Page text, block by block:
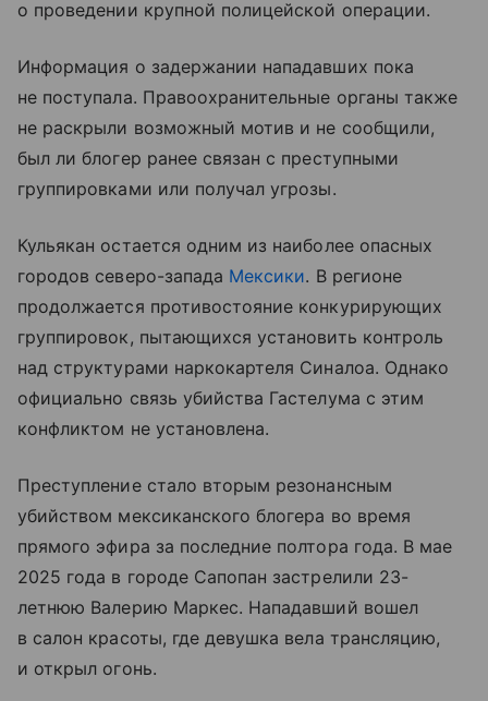
о проведении крупной полицейской операции.
Информация о задержании нападавших пока
не поступала. Правоохранительные органы также
не раскрыли возможный мотив и не сообщили,
был ли блогер ранее связан с преступными
группировками или получал угрозы.
Кульякан остается одним из наиболее опасных
городов северо-запада Мексики. В регионе
продолжается противостояние конкурирующих
группировок, пытающихся установить контроль
над структурами наркокартеля Синалоа. Однако
официально связь убийства Гастелума с этим
конфликтом не установлена.
Преступление стало вторым резонансным
убийством мексиканского блогера во время
прямого эфира за последние полтора года. В мае
2025 года в городе Сапопан застрелили 23-
летнюю Валерию Маркес. Нападавший вошел
в салон красоты, где девушка вела трансляцию,
и открыл огонь.